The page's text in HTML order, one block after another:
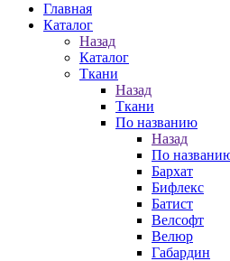
Главная
Каталог
Назад
Каталог
Ткани
Назад
Ткани
По названию
Назад
По
Бархат
Бифлекс
Батист
Велсофт
Велюр
Габардин